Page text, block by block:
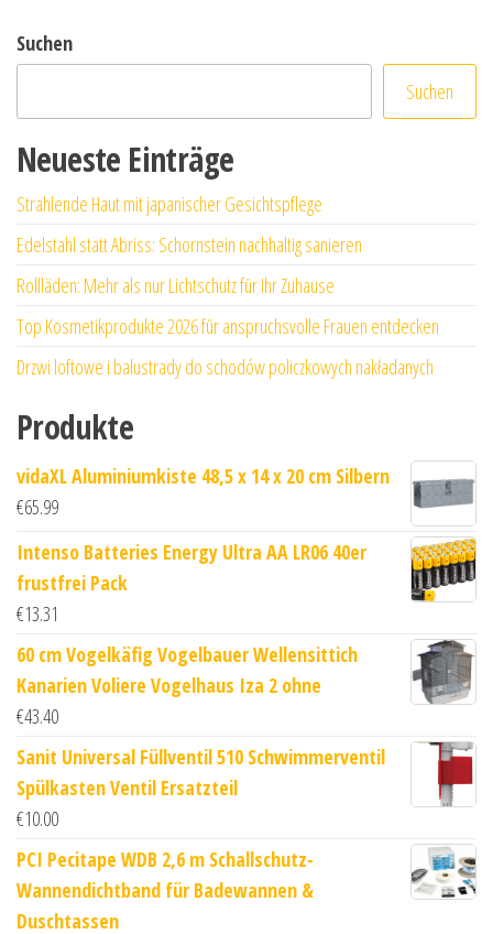
Suchen
Suchen
Neueste Einträge
Strahlende Haut mit japanischer Gesichtspflege
Edelstahl statt Abriss: Schornstein nachhaltig sanieren
Rollläden: Mehr als nur Lichtschutz für Ihr Zuhause
Top Kosmetikprodukte 2026 für anspruchsvolle Frauen entdecken
Drzwi loftowe i balustrady do schodów policzkowych nakładanych
Produkte
vidaXL Aluminiumkiste 48,5 x 14 x 20 cm Silbern
€65.99
Intenso Batteries Energy Ultra AA LR06 40er
frustfrei Pack
€13.31
60 cm Vogelkäfig Vogelbauer Wellensittich
Kanarien Voliere Vogelhaus Iza 2 ohne
€43.40
Sanit Universal Füllventil 510 Schwimmerventil
Spülkasten Ventil Ersatzteil
€10.00
PCI Pecitape WDB 2,6 m Schallschutz-
Wannendichtband für Badewannen &
Duschtassen